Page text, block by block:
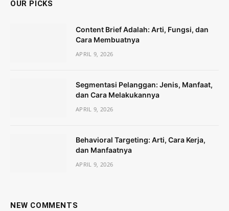
OUR PICKS
Content Brief Adalah: Arti, Fungsi, dan
Cara Membuatnya
APRIL 9, 2026
Segmentasi Pelanggan: Jenis, Manfaat,
dan Cara Melakukannya
APRIL 9, 2026
Behavioral Targeting: Arti, Cara Kerja,
dan Manfaatnya
APRIL 9, 2026
NEW COMMENTS